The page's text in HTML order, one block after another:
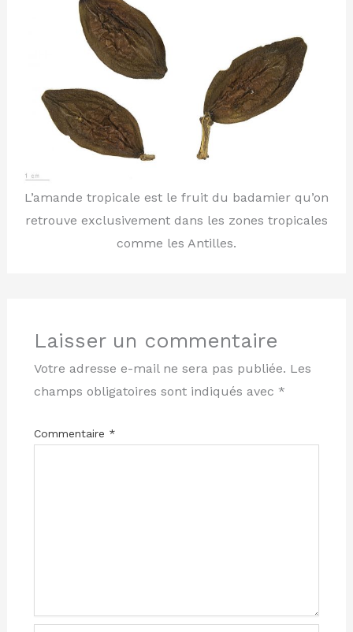
L’amande tropicale est le fruit du badamier qu’on
retrouve exclusivement dans les zones tropicales
comme les Antilles.
Laisser un commentaire
Votre adresse e-mail ne sera pas publiée. Les
champs obligatoires sont indiqués avec *
Commentaire *